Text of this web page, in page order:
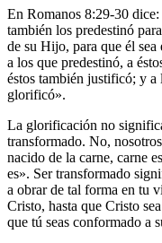
En Romanos 8:29-30
también los predestinó
de su Hijo, para que él
a los que predestinó, a
éstos también justificó; y a
glorificó».
La glorificación no
transformado. No,
nacido de la carne, carne
es». Ser transformado
a obrar de tal forma en tu
Cristo, hasta que Cristo
que tú seas conformado a